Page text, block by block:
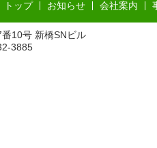
トップ お知らせ 会社案内
10号 新橋SNビル
3885